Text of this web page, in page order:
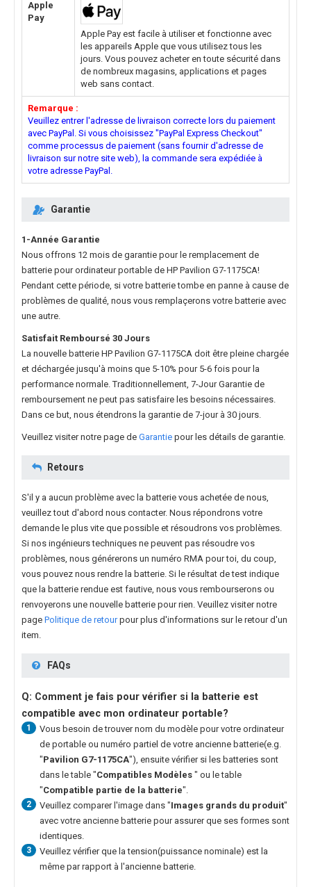
Apple
Pay
Apple Pay est facile à utiliser et fonctionne avec
les appareils Apple que vous utilisez tous les
jours. Vous pouvez acheter en toute sécurité dans
de nombreux magasins, applications et pages
web sans contact.
Remarque :
Veuillez entrer l'adresse de livraison correcte lors du paiement
avec PayPal. Si vous choisissez "PayPal Express Checkout"
comme processus de paiement (sans fournir d'adresse de
livraison sur notre site web), la commande sera expédiée à
votre adresse PayPal.
Garantie
1-Année Garantie
Nous offrons 12 mois de garantie pour le remplacement de
batterie pour ordinateur portable de HP Pavilion G7-1175CA!
Pendant cette période, si votre batterie tombe en panne à cause de
problèmes de qualité, nous vous remplaçerons votre batterie avec
une autre.
Satisfait Remboursé 30 Jours
La nouvelle batterie HP Pavilion G7-1175CA doit être pleine chargée
et déchargée jusqu'à moins que 5-10% pour 5-6 fois pour la
performance normale. Traditionnellement, 7-Jour Garantie de
remboursement ne peut pas satisfaire les besoins nécessaires.
Dans ce but, nous étendrons la garantie de 7-jour à 30 jours.
Veuillez visiter notre page de Garantie pour les détails de garantie.
Retours
S'il y a aucun problème avec la batterie vous achetée de nous,
veuillez tout d'abord nous contacter. Nous répondrons votre
demande le plus vite que possible et résoudrons vos problèmes.
Si nos ingénieurs techniques ne peuvent pas résoudre vos
problèmes, nous générerons un numéro RMA pour toi, du coup,
vous pouvez nous rendre la batterie. Si le résultat de test indique
que la batterie rendue est fautive, nous vous rembourserons ou
renvoyerons une nouvelle batterie pour rien. Veuillez visiter notre
page Politique de retourpour plus d'informations sur le retour d'un
item.
FAQs
Q: Comment je fais pour vérifier si la batterie est
compatible avec mon ordinateur portable?
1
Vous besoin de trouver nom du modèle pour votre ordinateur
de portable ou numéro partiel de votre ancienne batterie(e.g.
"Pavilion G7-1175CA"), ensuite vérifier si les batteries sont
dans le table "Compatibles Modèles " ou le table
"Compatible partie de la batterie".
2 Veuillez comparer l'image dans "Images grands du produit"
avec votre ancienne batterie pour assurer que ses formes sont
identiques.
3
Veuillez vérifier que la tension(puissance nominale) est la
même par rapport à l'ancienne batterie.